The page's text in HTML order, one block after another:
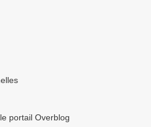
portail Overblog